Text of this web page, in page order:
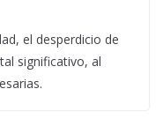
el desperdicio de
significativo, al